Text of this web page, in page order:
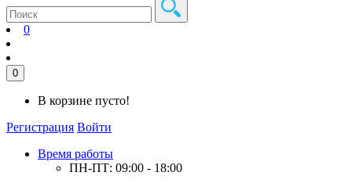
0
0
В корзине пусто!
Регистрация Войти
Время работы
ПН-ПТ: 09:00 - 18:00